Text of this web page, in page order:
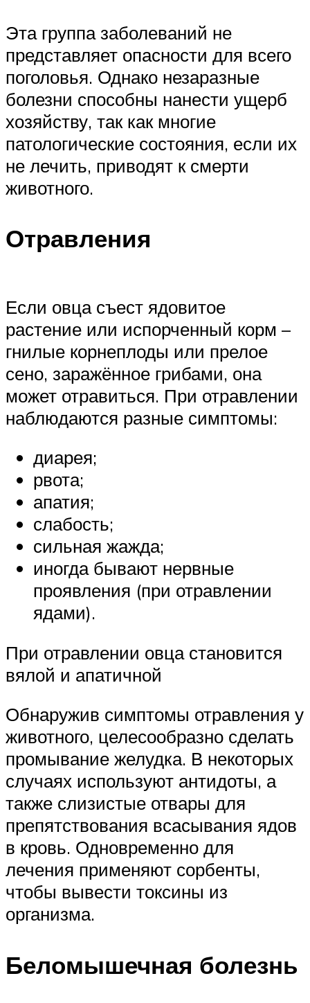
Эта группа заболеваний не
представляет опасности для всего
поголовья. Однако незаразные
болезни способны нанести ущерб
хозяйству, так как многие
патологические состояния, если их
не лечить, приводят к смерти
животного.
Отравления
Если овца съест ядовитое
растение или испорченный корм –
гнилые корнеплоды или прелое
сено, заражённое грибами, она
может отравиться. При отравлении
наблюдаются разные симптомы:
диарея;
рвота;
апатия;
слабость;
сильная жажда;
иногда бывают нервные
проявления (при отравлении
ядами).
При отравлении овца становится
вялой и апатичной
Обнаружив симптомы отравления у
животного, целесообразно сделать
промывание желудка. В некоторых
случаях используют антидоты, а
также слизистые отвары для
препятствования всасывания ядов
в кровь. Одновременно для
лечения применяют сорбенты,
чтобы вывести токсины из
организма.
Беломышечная болезнь